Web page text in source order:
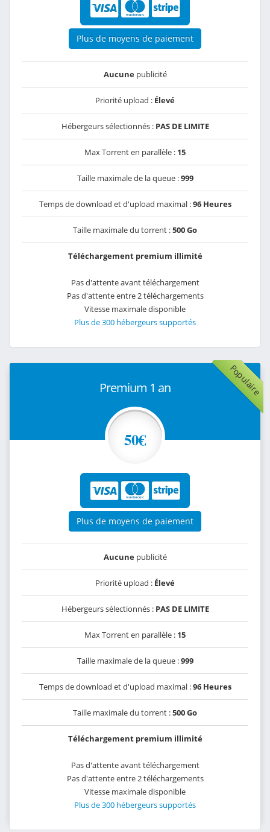
Plus de moyens de paiement
Aucunepublicité
Priorité upload : Élevé
Hébergeurs sélectionnés : PAS DE LIMITE
Max Torrent en parallèle : 15
Taille maximale de la queue :999
Temps de download et d'upload maximal :96 Heures
Taille maximale du torrent :500 Go
Téléchargement premium illimité
Pas d'attente avant téléchargement
Pas d'attente entre 2 téléchargements
Vitesse maximale disponible
Plus de 300 hébergeurs supportés
Populaire
Premium 1 an
50€
Plus de moyens de paiement
Aucunepublicité
Priorité upload : Élevé
Hébergeurs sélectionnés : PAS DE LIMITE
Max Torrent en parallèle : 15
Taille maximale de la queue :999
Temps de download et d'upload maximal :96 Heures
Taille maximale du torrent :500 Go
Téléchargement premium illimité
Pas d'attente avant téléchargement
Pas d'attente entre 2 téléchargements
Vitesse maximale disponible
Plus de 300 hébergeurs supportés